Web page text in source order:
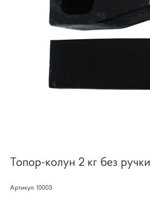
Топор-колун 2 кг без ручки
Артикул: 10003